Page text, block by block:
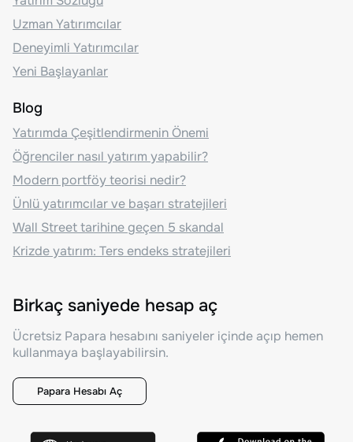
Uzman Yatırımcılar
Deneyimli Yatırımcılar
Yeni Başlayanlar
Blog
Yatırımda Çeşitlendirmenin Önemi
Öğrenciler nasıl yatırım yapabilir?
Modern portföy teorisi nedir?
Ünlü yatırımcılar ve başarı stratejileri
Wall Street tarihine geçen 5 skandal
Krizde yatırım: Ters endeks stratejileri
Birkaç saniyede hesap aç
Ücretsiz Papara hesabını saniyeler içinde açıp hemen
kullanmaya başlayabilirsin.
Papara Hesabı Aç